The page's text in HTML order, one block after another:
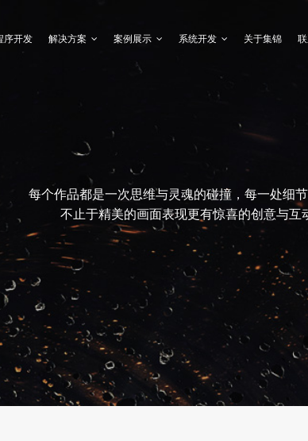
序开发 解决方案 案例展示 系统开发 关于集锦
每个作品都是一次思维与灵魂的碰撞，每一处细
不止于精美的画面表现更有惊喜的创意与互